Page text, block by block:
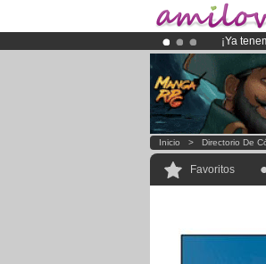
¡Ya
¡El
Inicio > Directorio De
Favoritos